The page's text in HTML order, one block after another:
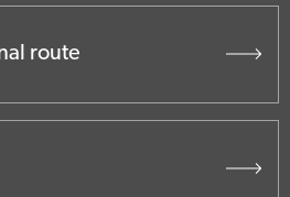
route